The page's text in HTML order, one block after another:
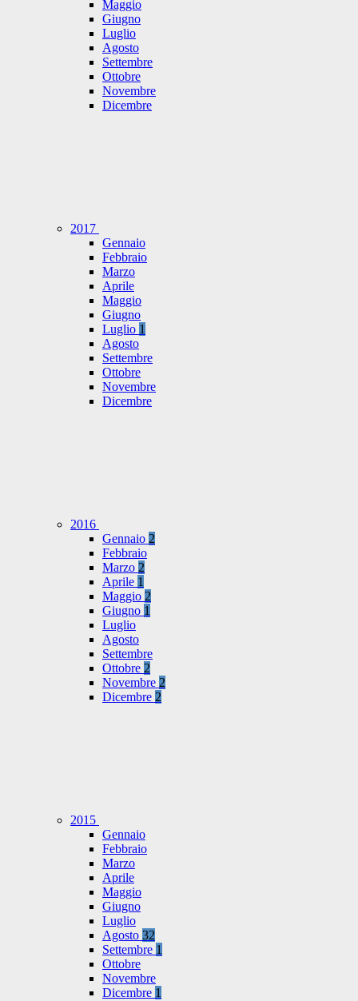
Maggio
Giugno
Luglio
Agosto
Settembre
Ottobre
Novembre
Dicembre
2017
Gennaio
Febbraio
Marzo
Aprile
Maggio
Giugno
Luglio 1
Agosto
Settembre
Ottobre
Novembre
Dicembre
2016
Gennaio 2
Febbraio
Marzo 2
Aprile 1
Maggio 2
Giugno 1
Luglio
Agosto
Settembre
Ottobre 2
Novembre 2
Dicembre 2
2015
Gennaio
Febbraio
Marzo
Aprile
Maggio
Giugno
Luglio
Agosto 32
Settembre 1
Ottobre
Novembre
Dicembre 1